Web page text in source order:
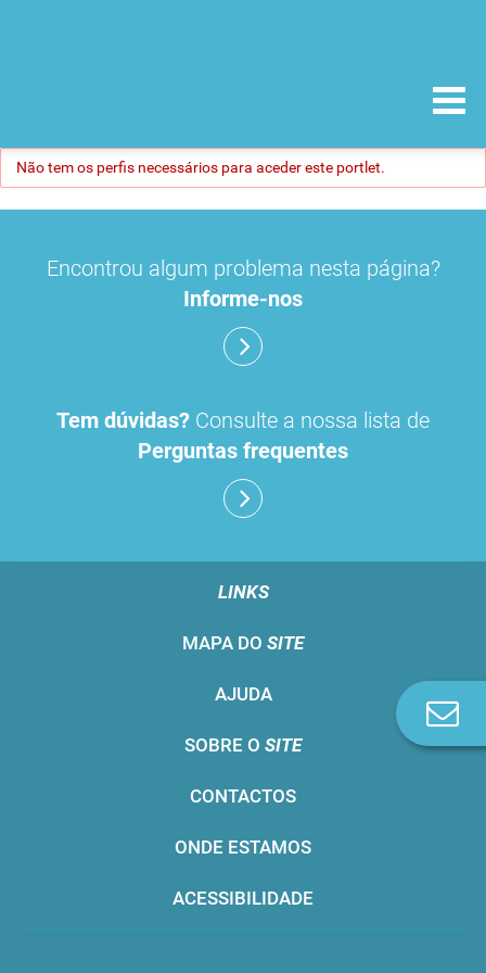
Não tem os perfis necessários para aceder este portlet.
Encontrou algum problema nesta página?
Informe-nos
Tem dúvidas? Consulte a nossa lista de
Perguntas frequentes
LINKS
MAPA DO SITE
AJUDA
SOBRE O SITE
CONTACTOS
ONDE ESTAMOS
ACESSIBILIDADE